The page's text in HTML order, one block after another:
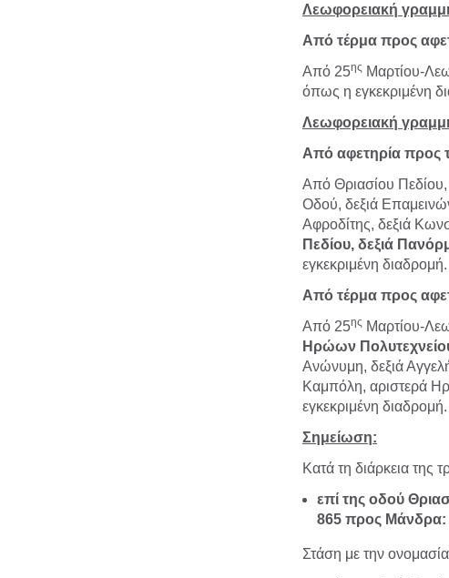
Λεωφορειακή
Από τέρμα προς
Από 25ης Μαρτίου-
όπως η εγκεκριμένη
Λεωφορειακή
Από αφετηρία προς
Από Θριασίου
Οδού, δεξιά
Αφροδίτης, δεξιά
Πεδίου, δεξιά
εγκεκριμένη διαδρομή.
Από τέρμα προς
Από 25ης Μαρτίου-
Ηρώων
Ανώνυμη, δεξιά
Καμπόλη, αριστερά
εγκεκριμένη διαδρομή.
Σημείωση:
Κατά τη διάρκεια της
επί της οδού
865 προς Μάνδρα:
Στάση με την